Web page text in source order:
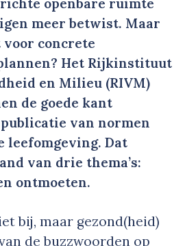
openbare ruimte
meer betwist. Maar
concrete
Het Rijkinstituut
en Milieu (RIVM)
de goede kant
van normen
leefomgeving. Dat
van drie thema’s:
ontmoeten.
bij, maar gezond(heid)
de buzzwoorden op